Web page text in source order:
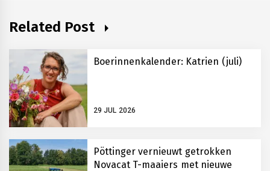
Related Post
Boerinnenkalender: Katrien (juli)
29 JUL 2026
Pöttinger vernieuwt getrokken
Novacat T-maaiers met nieuwe